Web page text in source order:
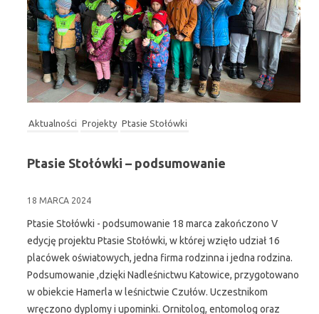
Aktualności Projekty Ptasie Stołówki
Ptasie Stołówki – podsumowanie
18 MARCA 2024
Ptasie Stołówki - podsumowanie 18 marca zakończono V
edycję projektu Ptasie Stołówki, w której wzięło udział 16
placówek oświatowych, jedna firma rodzinna i jedna rodzina.
Podsumowanie ,dzięki Nadleśnictwu Katowice, przygotowano
w obiekcie Hamerla w leśnictwie Czułów. Uczestnikom
wręczono dyplomy i upominki. Ornitolog, entomolog oraz